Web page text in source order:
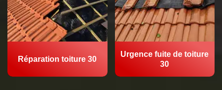
Réparation toiture 30
Urgence fuite de toiture
30